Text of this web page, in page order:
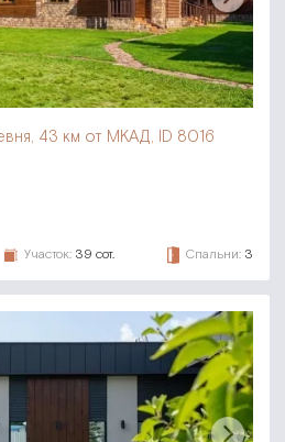
43 км от МКАД, ID 8016
Участок: 39 сот. Спальни: 3